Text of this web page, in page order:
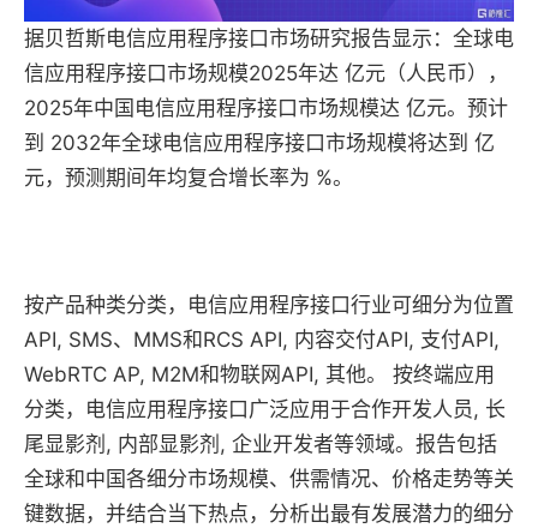
据贝哲斯电信应用程序接口市场研究报告显示：全球电
信应用程序接口市场规模2025年达 亿元（人民币），
2025年中国电信应用程序接口市场规模达 亿元。预计
到 2032年全球电信应用程序接口市场规模将达到 亿
元，预测期间年均复合增长率为 %。
按产品种类分类，电信应用程序接口行业可细分为位置
API, SMS、MMS和RCS API, 内容交付API, 支付API,
WebRTC AP, M2M和物联网API, 其他。 按终端应用
分类，电信应用程序接口广泛应用于合作开发人员, 长
尾显影剂, 内部显影剂, 企业开发者等领域。报告包括
全球和中国各细分市场规模、供需情况、价格走势等关
键数据，并结合当下热点，分析出最有发展潜力的细分